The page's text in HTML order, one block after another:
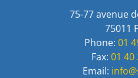
75-77 avenue
75011
Phone: 01
Fax: 01 40
Email: